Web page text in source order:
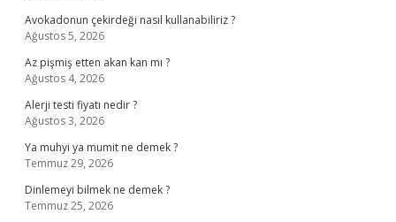
Avokadonun çekirdeği nasıl kullanabiliriz ?
Ağustos 5, 2026
Az pişmiş etten akan kan mı ?
Ağustos 4, 2026
Alerji testi fiyatı nedir ?
Ağustos 3, 2026
Ya muhyi ya mumit ne demek ?
Temmuz 29, 2026
Dinlemeyi bilmek ne demek ?
Temmuz 25, 2026